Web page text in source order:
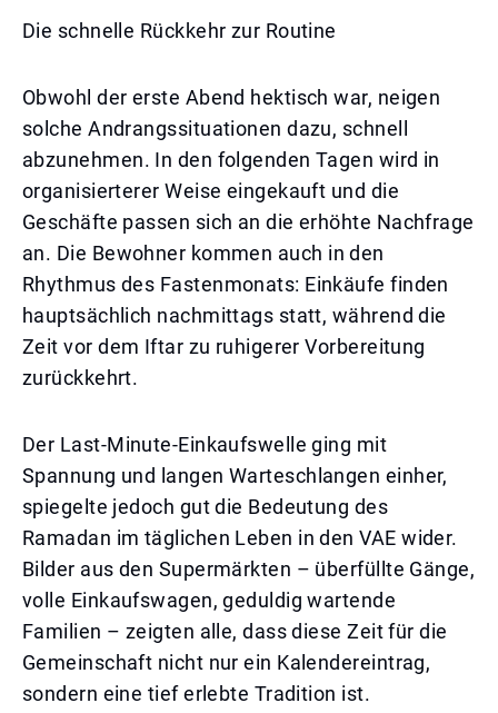
Die schnelle Rückkehr zur Routine
Obwohl der erste Abend hektisch war, neigen
solche Andrangssituationen dazu, schnell
abzunehmen. In den folgenden Tagen wird in
organisierterer Weise eingekauft und die
Geschäfte passen sich an die erhöhte Nachfrage
an. Die Bewohner kommen auch in den
Rhythmus des Fastenmonats: Einkäufe finden
hauptsächlich nachmittags statt, während die
Zeit vor dem Iftar zu ruhigerer Vorbereitung
zurückkehrt.
Der Last-Minute-Einkaufswelle ging mit
Spannung und langen Warteschlangen einher,
spiegelte jedoch gut die Bedeutung des
Ramadan im täglichen Leben in den VAE wider.
Bilder aus den Supermärkten – überfüllte Gänge,
volle Einkaufswagen, geduldig wartende
Familien – zeigten alle, dass diese Zeit für die
Gemeinschaft nicht nur ein Kalendereintrag,
sondern eine tief erlebte Tradition ist.